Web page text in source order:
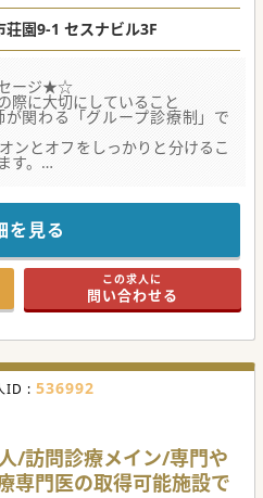
大分県別府市荘園9-1 セスナビル3F
ージ★☆
際に大切にしていること
関わる「グループ診療制」で
ンとオフをしっかりと分けるこ
す。
医師の視点や考え方を学ぶこと
互いに助け合う文化が醸成され
とにつながり、雰囲気も大変良
さい。
緯や将来の展望
院町にあります【南由布クリニ
年に開業した【べっぷ在宅･
に入ったり、夜間休日のオンコ
、医師一人あたりの担当回数を
にあたることのできる環境にす
リニックにおいてあと2～3名
や面白さなど、これから挑戦す
ッセージ
目指す病院の医療とは異なり、
を見る
この求人に
問い合わせる
ID : 536992
/訪問診療メイン/専門や
専門医の取得可能施設で